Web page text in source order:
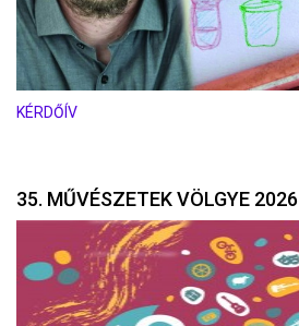
KÉRDŐÍV
35. MŰVÉSZETEK VÖLGYE 2026